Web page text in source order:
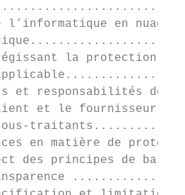
l’informatique en
la protection
et responsabilités des
et le fournisseur
en matière de
des principes de base